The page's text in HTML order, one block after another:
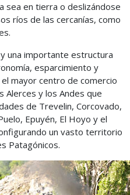
sea en tierra o deslizándose
ríos de las cercanías, como
una importante estructura
esparcimiento y
mayor centro de comercio
Alerces y los Andes que
de Trevelin, Corcovado,
Epuyén, El Hoyo y el
un vasto territorio
Patagónicos.